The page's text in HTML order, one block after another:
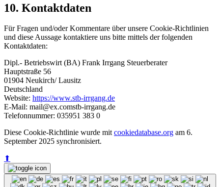
10. Kontaktdaten
Für Fragen und/oder Kommentare über unsere Cookie-Richtlinien
und diese Aussage kontaktiere uns bitte mittels der folgenden
Kontaktdaten:
Dipl.- Betriebswirt (BA) Frank Irrgang Steuerberater
Hauptstraße 56
01904 Neukirch/ Lausitz
Deutschland
Website: https://www.stb-irrgang.de
E-Mail: mail@ex.comstb-irrgang.de
Telefonnummer: 035951 383 0
Diese Cookie-Richtlinie wurde mitcookiedatabase.org am 6.
September 2025 synchronisiert.
⬆